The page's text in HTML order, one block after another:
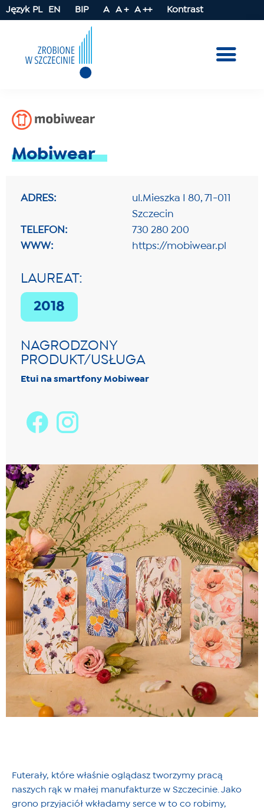
Język PL EN BIP A A + A ++ Kontrast
Mobiwear
ADRES:
ul.Mieszka I 80, 71-011
Szczecin
TELEFON:
730 280 200
WWW:
https://mobiwear.pl
LAUREAT:
2018
NAGRODZONY
PRODUKT/USŁUGA
Etui na smartfony Mobiwear
Futerały, które właśnie oglądasz tworzymy pracą
naszych rąk w małej manufakturze w Szczecinie. Jako
grono przyjaciół wkładamy serce w to co robimy,